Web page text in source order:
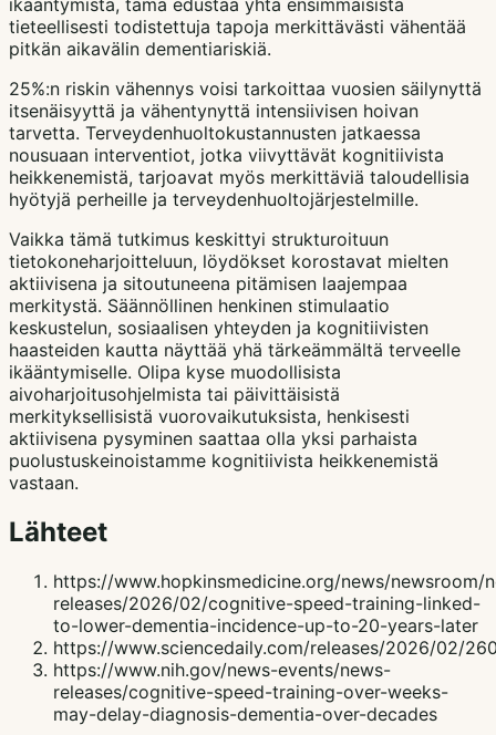
ikääntymistä, tämä edustaa yhtä ensimmäisistä
tieteellisesti todistettuja tapoja merkittävästi vähentää
pitkän aikavälin dementiariskiä.
25%:n riskin vähennys voisi tarkoittaa vuosien säilynyttä
itsenäisyyttä ja vähentynyttä intensiivisen hoivan
tarvetta. Terveydenhuoltokustannusten jatkaessa
nousuaan interventiot, jotka viivyttävät kognitiivista
heikkenemistä, tarjoavat myös merkittäviä taloudellisia
hyötyjä perheille ja terveydenhuoltojärjestelmille.
Vaikka tämä tutkimus keskittyi strukturoituun
tietokoneharjoitteluun, löydökset korostavat mielten
aktiivisena ja sitoutuneena pitämisen laajempaa
merkitystä. Säännöllinen henkinen stimulaatio
keskustelun, sosiaalisen yhteyden ja kognitiivisten
haasteiden kautta näyttää yhä tärkeämmältä terveelle
ikääntymiselle. Olipa kyse muodollisista
aivoharjoitusohjelmista tai päivittäisistä
merkityksellisistä vuorovaikutuksista, henkisesti
aktiivisena pysyminen saattaa olla yksi parhaista
puolustuskeinoistamme kognitiivista heikkenemistä
vastaan.
Lähteet
https://www.hopkinsmedicine.org/news/newsroom/
releases/2026/02/cognitive-speed-training-linked-
to-lower-dementia-incidence-up-to-20-years-later
https://www.sciencedaily.com/releases/2026/02/
https://www.nih.gov/news-events/news-
releases/cognitive-speed-training-over-weeks-
may-delay-diagnosis-dementia-over-decades